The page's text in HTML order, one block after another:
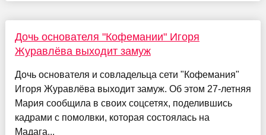
Дочь основателя "Кофемании" Игоря
Журавлёва выходит замуж
Дочь основателя и совладельца сети "Кофемания"
Игоря Журавлёва выходит замуж. Об этом 27-летняя
Мария сообщила в своих соцсетях, поделившись
кадрами с помолвки, которая состоялась на
Мадага...